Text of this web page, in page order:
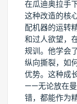
在瓜迪奥拉手
这种改造的核
配机器的运转
和过人欲望，
规训。他学会
纵向撕裂，如
优势。这种成
——无论放在曼
错，都能作为